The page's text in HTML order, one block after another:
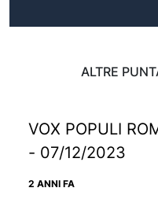
ALTRE
VOX POPULI
- 07/12/2023
2 ANNI FA